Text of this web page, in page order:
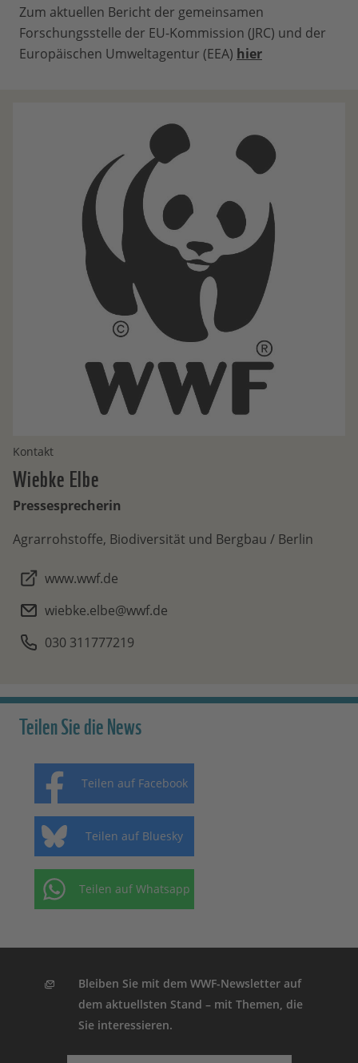
Zum aktuellen Bericht der gemeinsamen
Forschungsstelle der EU-Kommission (JRC) und der
Europäischen Umweltagentur (EEA) hier
Kontakt
WiebkeElbe
Pressesprecherin
Agrarrohstoffe, Biodiversität und Bergbau / Berlin
www.wwf.de
wiebke.elbe@wwf.de
030 311777219
Teilen Sie die News
Teilen auf Facebook
Teilen auf Bluesky
Teilen auf Whatsapp
Bleiben Sie mit dem WWF-Newsletter auf
dem aktuellsten Stand – mit Themen, die
Sie interessieren.